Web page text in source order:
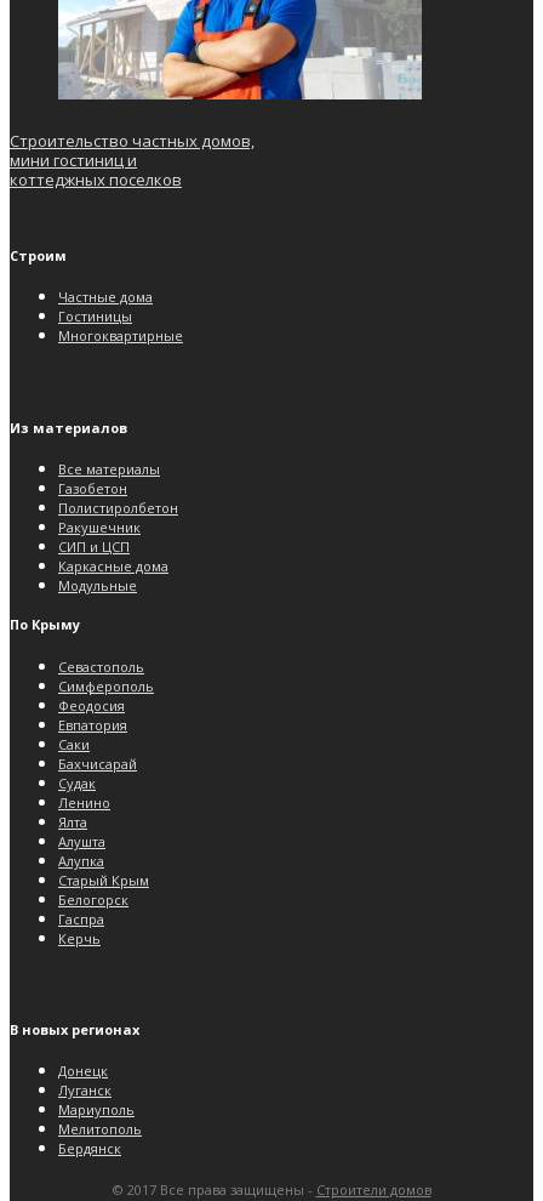
Строительство частных домов,
мини гостиниц и
коттеджных поселков
Строим
Частные дома
Гостиницы
Многоквартирные
Из материалов
Все материалы
Газобетон
Полистиролбетон
Ракушечник
СИП и ЦСП
Каркасные дома
Модульные
По Крыму
Севастополь
Симферополь
Феодосия
Евпатория
Саки
Бахчисарай
Судак
Ленино
Ялта
Алушта
Алупка
Старый Крым
Белогорск
Гаспра
Керчь
В новых регионах
Донецк
Луганск
Мариуполь
Мелитополь
Бердянск
© 2017 Все права защищены - Строители домов